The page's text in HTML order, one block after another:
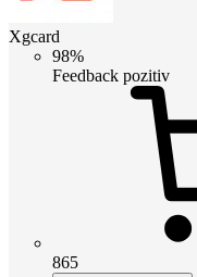
Xgcard
98%
Feedback pozitiv
865